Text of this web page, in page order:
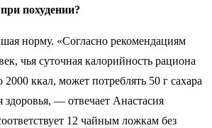
похудении?
норму. «Согласно рекомендациям
чья суточная калорийность рациона
2000 ккал, может потреблять 50 г сахара
здоровья, — отвечает Анастасия
12 чайным ложкам без